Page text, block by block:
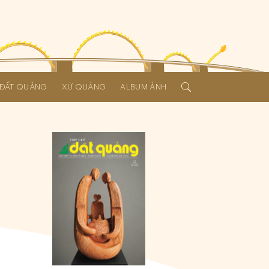
QUẢNG XỨ QUẢNG ALBUM ẢNH